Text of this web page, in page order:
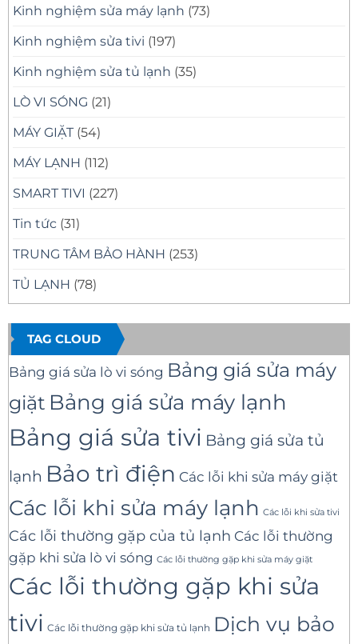
Kinh nghiệm sửa máy lạnh (73)
Kinh nghiệm sửa tivi (197)
Kinh nghiệm sửa tủ lạnh (35)
LÒ VI SÓNG (21)
MÁY GIẶT (54)
MÁY LẠNH (112)
SMART TIVI (227)
Tin tức (31)
TRUNG TÂM BẢO HÀNH (253)
TỦ LẠNH (78)
TAG CLOUD
Bảng giá sửa lò vi sóng Bảng giá sửa máy
giặt Bảng giá sửa máy lạnh
Bảng giá sửa tivi Bảng giá sửa tủ
lạnh Bảo trì điện Các lỗi khi sửa máy giặt
Các lỗi khi sửa máy lạnh Các lỗi khi sửa tivi
Các lỗi thường gặp của tủ lạnh Các lỗi thường
gặp khi sửa lò vi sóng Các lỗi thường gặp khi sửa máy giặt
Các lỗi thường gặp khi sửa
tivi Các lỗi thường gặp khi sửa tủ lạnh Dịch vụ bảo